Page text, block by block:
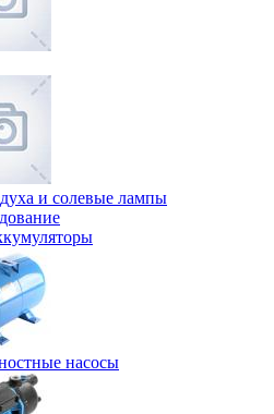
и солевые лампы
насосы